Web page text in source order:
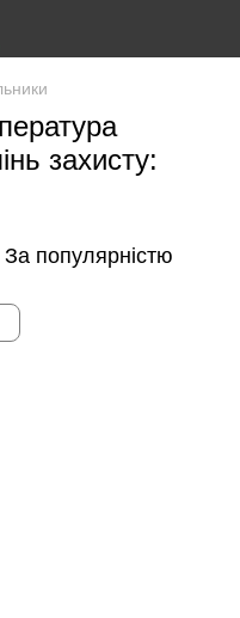
захисту:
За популярністю